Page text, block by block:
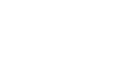
위해 3년간 보관합니다.
집·이용을 거부할 수 있습니다. 단,
니다.
위해 3년간 보관합니다.
집·이용을 거부할 수 있습니다. 단,
니다.
위해 3년간 보관합니다.
집·이용을 거부할 수 있습니다. 단,
니다.